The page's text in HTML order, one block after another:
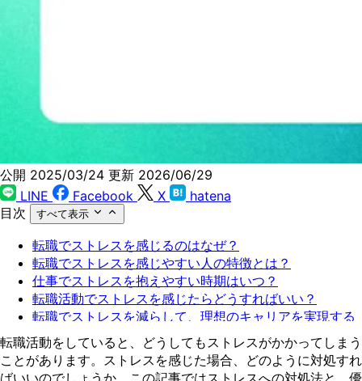
公開 2025/03/24 更新 2026/06/29
LINE
Facebook X
hatena
目次
すべて表示
転職でストレスを感じるのはなぜ？
転職でストレスを感じやすい人の特徴とは？
仕事でストレスを抱えやすい時期はいつ？
転職活動でストレスを感じたらどうすればいい？
転職でストレスを減らして、理想のキャリアを実現する
には？
転職エージェントの利用でストレスを軽減できる？
Zキャリアでストレスフリーな転職を実現しよう！
転職活動をしていると、どうしてもストレスがかかってしまう
ことがあります。ストレスを感じた場合、どのように対処すれ
ばいいのでしょうか。この記事ではストレスへの対処法と、優